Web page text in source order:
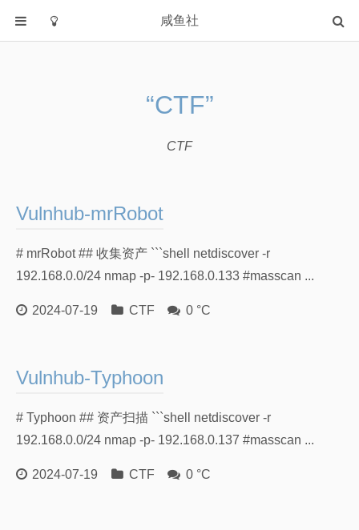
咸鱼社
HTML源码
NovelAI
友情链接
“CTF”
CTF
Vulnhub-mrRobot
# mrRobot ## 收集资产 ```shell netdiscover -r
192.168.0.0/24 nmap -p- 192.168.0.133 #masscan ...
2024-07-19 CTF 0 °C
Vulnhub-Typhoon
# Typhoon ## 资产扫描 ```shell netdiscover -r
192.168.0.0/24 nmap -p- 192.168.0.137 #masscan ...
2024-07-19 CTF 0 °C